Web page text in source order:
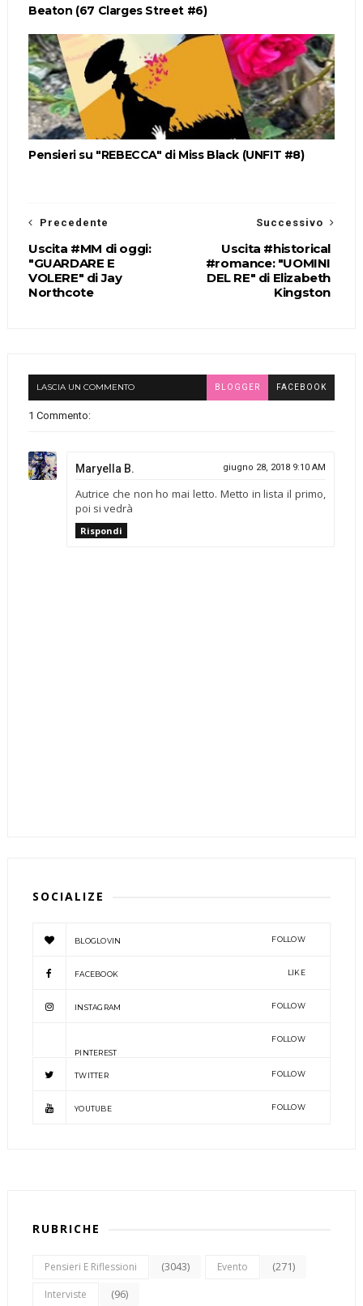
Beaton (67 Clarges Street #6)
Pensieri su "REBECCA" di Miss Black (UNFIT #8)
Successivo
Uscita #historical
#romance: "UOMINI
DEL RE" di Elizabeth
Kingston
Precedente
Uscita #MM di oggi:
"GUARDARE E
VOLERE" di Jay
Northcote
LASCIA UN COMMENTO BLOGGER FACEBOOK
1 Commento:
Maryella B. giugno 28, 2018 9:10 AM
Autrice che non ho mai letto. Metto in lista il primo,
poi si vedrà
Rispondi
SOCIALIZE
BLOGLOVIN FOLLOW
FACEBOOK LIKE
INSTAGRAM FOLLOW
PINTEREST
FOLLOW
TWITTER FOLLOW
YOUTUBE FOLLOW
RUBRICHE
Pensieri E Riflessioni (3043) Evento (271)
Interviste (96)